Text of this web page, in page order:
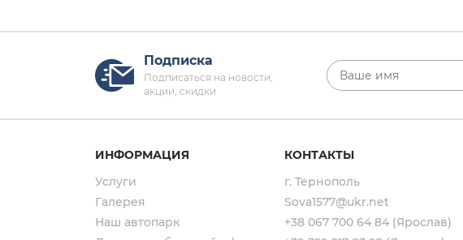
Подписка
Подписаться на новости,
акции, скидки
ИНФОРМАЦИЯ
Услуги
Галерея
Наш автопарк
КОНТАКТЫ
г. Тернополь
Sova1577@ukr.net
+38 067 700 64 84 (Ярослав)